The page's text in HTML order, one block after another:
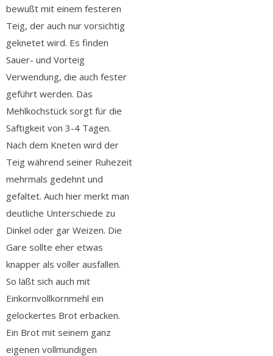
bewußt mit einem festeren
Teig, der auch nur vorsichtig
geknetet wird. Es finden
Sauer- und Vorteig
Verwendung, die auch fester
geführt werden. Das
Mehlkochstück sorgt für die
Saftigkeit von 3-4 Tagen.
Nach dem Kneten wird der
Teig während seiner Ruhezeit
mehrmals gedehnt und
gefaltet. Auch hier merkt man
deutliche Unterschiede zu
Dinkel oder gar Weizen. Die
Gare sollte eher etwas
knapper als voller ausfallen.
So läßt sich auch mit
Einkornvollkornmehl ein
gelockertes Brot erbacken.
Ein Brot mit seinem ganz
eigenen vollmundigen